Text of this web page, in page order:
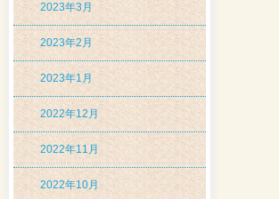
2023年3月
2023年2月
2023年1月
2022年12月
2022年11月
2022年10月